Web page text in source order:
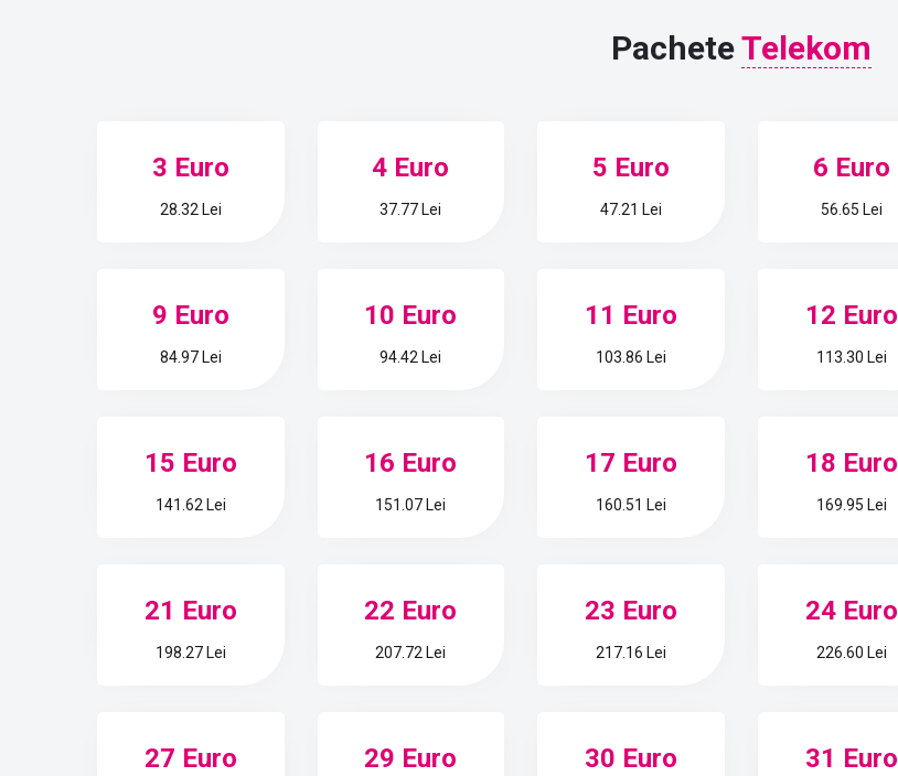
PacheteTelekom
3 Euro
28.32 Lei
4 Euro
37.77 Lei
5 Euro
47.21 Lei
6 Euro
56.65 Lei
9 Euro
84.97 Lei
10 Euro
94.42 Lei
11 Euro
103.86 Lei
12 Euro
113.30 Lei
15 Euro
141.62 Lei
16 Euro
151.07 Lei
17 Euro
160.51 Lei
18 Euro
169.95 Lei
21 Euro
198.27 Lei
22 Euro
207.72 Lei
23 Euro
217.16 Lei
24 Euro
226.60 Lei
27 Euro 29 Euro 30 Euro 31 Euro